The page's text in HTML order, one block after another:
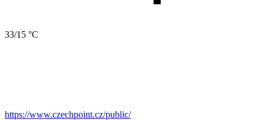
33/15 °C
https://www.czechpoint.cz/public/